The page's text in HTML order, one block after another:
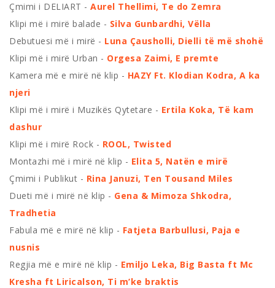
Çmimi i DELIART - Aurel Thellimi, Te do Zemra
Klipi më i mirë balade - Silva Gunbardhi, Vëlla
Debutuesi më i mirë - Luna Çausholli, Dielli të më shohë
Klipi më i mirë Urban - Orgesa Zaimi, E premte
Kamera më e mirë në klip - HAZY Ft. Klodian Kodra, A ka
njeri
Klipi më i mirë i Muzikës Qytetare - Ertila Koka, Të kam
dashur
Klipi më i mirë Rock - ROOL, Twisted
Montazhi më i mirë në klip - Elita 5, Natën e mirë
Çmimi i Publikut - Rina Januzi, Ten Tousand Miles
Dueti më i mirë në klip - Gena & Mimoza Shkodra,
Tradhetia
Fabula më e mirë në klip - Fatjeta Barbullusi, Paja e
nusnis
Regjia më e mirë në klip - Emiljo Leka, Big Basta ft Mc
Kresha ft Liricalson, Ti m’ke braktis